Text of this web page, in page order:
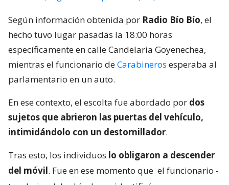
Según información obtenida por Radio Bío Bío, el
hecho tuvo lugar pasadas la 18:00 horas
específicamente en calle Candelaria Goyenechea,
mientras el funcionario deCarabineros esperaba al
parlamentario en un auto.
En ese contexto, el escolta fue abordado por dos
sujetos que abrieron las puertas del vehículo,
intimidándolo con un destornillador.
Tras esto, los individuos lo obligaron a descender
del móvil. Fue en ese momento que el funcionario -